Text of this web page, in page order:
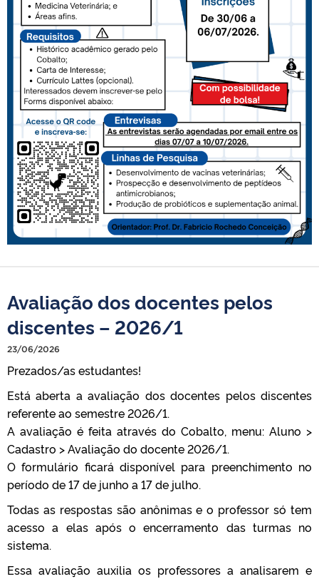
Avaliação dos docentes pelos
discentes – 2026/1
23/06/2026
Prezados/as estudantes!
Está aberta a avaliação dos docentes pelos discentes
referente ao semestre 2026/1.
A avaliação é feita através do Cobalto, menu: Aluno >
Cadastro > Avaliação do docente 2026/1.
O formulário ficará disponível para preenchimento no
período de 17 de junho a 17 de julho.
Todas as respostas são anônimas e o professor só tem
acesso a elas após o encerramento das turmas no
sistema.
Essa avaliação auxilia os professores a analisarem e